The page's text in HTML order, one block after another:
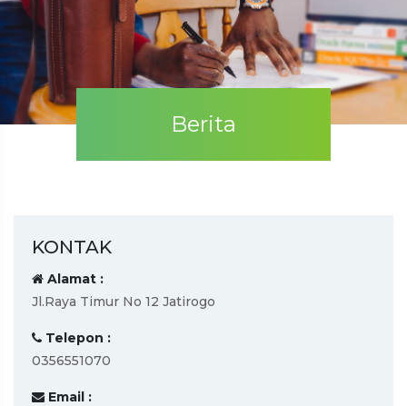
Berita
KONTAK
Alamat :
Jl.Raya Timur No 12 Jatirogo
Telepon :
0356551070
Email :